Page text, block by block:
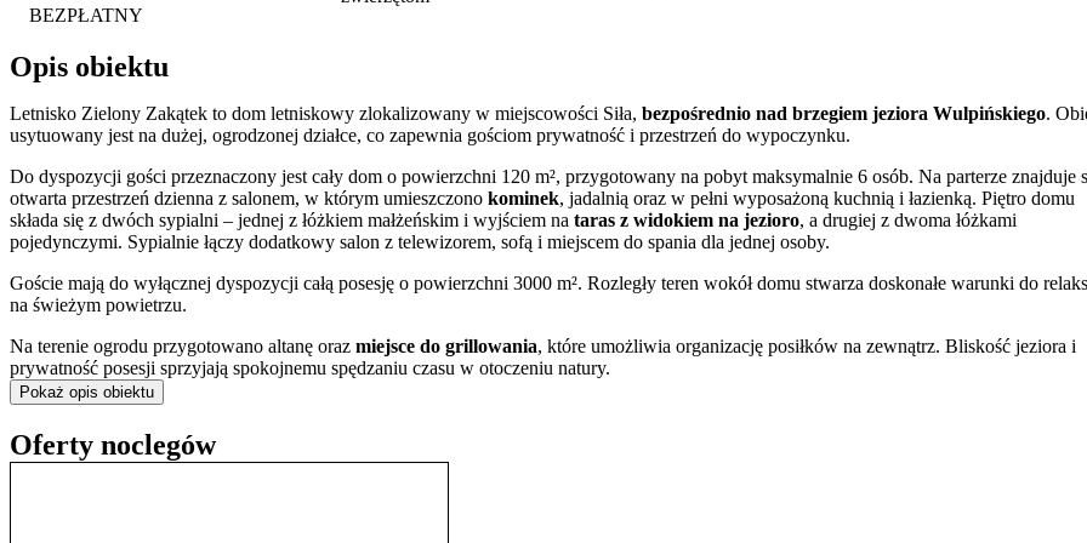
BEZPŁATNY
Opis obiektu
Letnisko Zielony Zakątek to dom letniskowy zlokalizowany w miejscowości Siła, bezpośrednio nad brzegiem jeziora Wulpińskiego.
usytuowany jest na dużej, ogrodzonej działce, co zapewnia gościom prywatność i przestrzeń do wypoczynku.
Do dyspozycji gości przeznaczony jest cały dom o powierzchni 120 m², przygotowany na pobyt maksymalnie 6 osób. Na parterze znajduje
otwarta przestrzeń dzienna z salonem, w którym umieszczono kominek, jadalnią oraz w pełni wyposażoną kuchnią i łazienką. Piętro domu
składa się z dwóch sypialni – jednej z łóżkiem małżeńskim i wyjściem na taras z widokiem na jezioro, a drugiej z dwoma łóżkami
pojedynczymi. Sypialnie łączy dodatkowy salon z telewizorem, sofą i miejscem do spania dla jednej osoby.
Goście mają do wyłącznej dyspozycji całą posesję o powierzchni 3000 m². Rozległy teren wokół domu stwarza doskonałe warunki do
na świeżym powietrzu.
Na terenie ogrodu przygotowano altanę oraz miejsce do grillowania, które umożliwia organizację posiłków na zewnątrz. Bliskość jeziora i
prywatność posesji sprzyjają spokojnemu spędzaniu czasu w otoczeniu natury.
Lokalizacja nad jeziorem Wulpińskim stwarza liczne możliwości aktywnego wypoczynku. Goście mogą bezpłatnie korzystać z opcji
ryboraz nurkowania. W okolicy dostępne są również szlaki turystyczne, a na miejscu istnieje możliwość wypożyczenia łodzi, co pozwala na
pełne wykorzystanie potencjału mazurskiego krajobrazu.
Pokaż opis obiektu
Oferty noclegów